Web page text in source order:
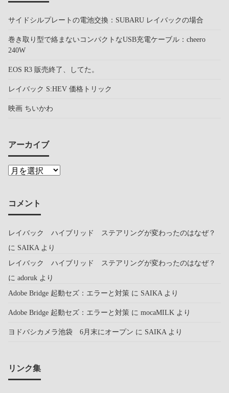
サイドシルプレートの電池交換：SUBARU レイバックの場合
巻き取り型で絡まないコンパクトなUSB充電ケーブル：cheero
240W
EOS R3 販売終了、してた。
レイバック S:HEV 価格トリック
映画 ちいかわ
アーカイブ
コメント
レイバック ハイブリッド ステアリングが変わったのはなぜ？
に SAIKAより
レイバック ハイブリッド ステアリングが変わったのはなぜ？
に adoruk より
Adobe Bridge 起動セズ：エラーと対策 に SAIKAより
Adobe Bridge 起動セズ：エラーと対策 に mocaMILK より
ヨドバシカメラ池袋 6月末にオープン に SAIKAより
リンク集